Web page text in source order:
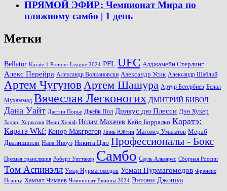
ПРЯМОЙ ЭФИР: Чемпионат Мира по
пляжному самбо | 1 день
Метки
Bellator Karate 1 Premier League 2024 PFL UFC Алджамейн Стерлинг
Алекс Перейра Александр Волкановски Александр Усик Александр Шаблий
Артем Чугунов Артем Шашура Артур Бетербиев Белал
Мухаммад Вячеслав Легконогих ДМИТРИЙ БИВОЛ
Дана Уайт Дастин Порье Джейк Пол Дрикус дю Плесси Дэн Хукер
Задар, Хорватия Иман Хелиф Ислам Махачев Кайо Борральо Каратэ:
Каратэ Wkf: Конор Макгрегор Линь Юйтин Магомед Умалатов Мераб
Двалишвили Наоя Иноуэ Никита Цзю Профессионалы - Бокс
Прямая трансляция Роберт Уиттакер Самбо Сауль Альварес Сборная России
Том Аспинэлл Умар Нурмагомедов Усман Нурмагомедов Фрэнсис
Нганну Хамзат Чимаев Чемпионат Европы 2024 Энтони Джошуа